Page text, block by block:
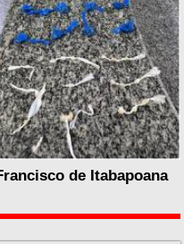
de Itabapoana